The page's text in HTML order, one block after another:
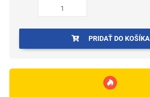
Biela
-
PRIDAŤ DO KOŠÍKA